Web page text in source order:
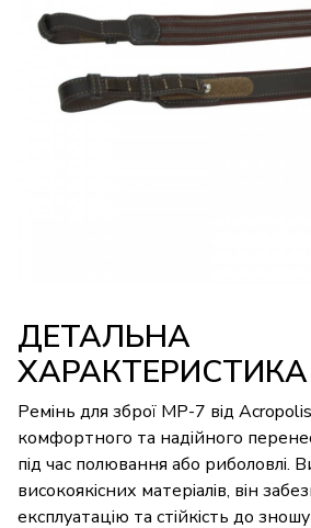
ДЕТАЛЬНА
ХАРАКТЕРИСТИКА
Ремінь для зброї МР-7 від
комфортного та надійного
під час полювання або риболовлі.
високоякісних матеріалів, він
експлуатацію та стійкість до